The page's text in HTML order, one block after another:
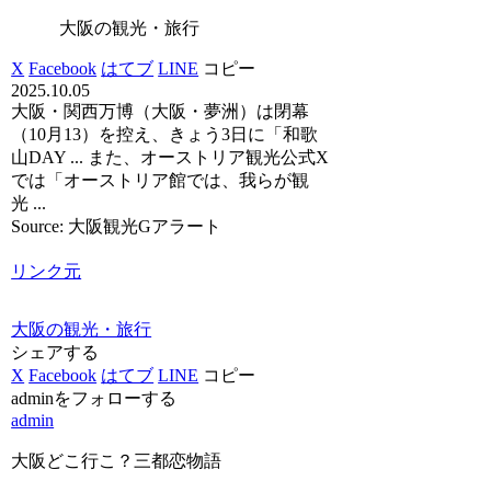
大阪の観光・旅行
X Facebook はてブ LINE コピー
2025.10.05
大阪・関西万博（大阪・夢洲）は閉幕
（10月13）を控え、きょう3日に「和歌
山DAY ... また、オーストリア観光公式X
では「オーストリア館では、我らが観
光 ...
Source: 大阪観光Gアラート
リンク元
大阪の観光・旅行
シェアする
X Facebook はてブ LINE コピー
adminをフォローする
admin
大阪どこ行こ？三都恋物語